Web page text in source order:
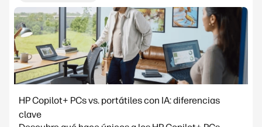
HP Copilot+ PCs vs. portátiles con IA: diferencias
clave